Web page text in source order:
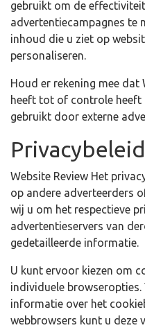
gebruikt om de
advertentiecampagnes te
inhoud die u ziet op
personaliseren.
Houd er rekening mee dat
heeft tot of controle heeft
gebruikt door externe
Website Review Het
op andere adverteerders
wij u om het respectieve
advertentieservers van
gedetailleerde informatie.
U kunt ervoor kiezen om
individuele
informatie over het
webbrowsers kunt u deze